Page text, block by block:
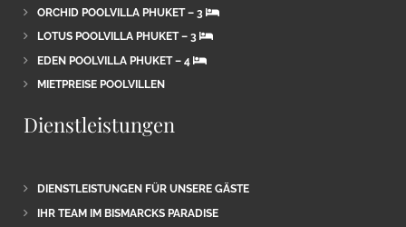
ORCHID POOLVILLA PHUKET – 3
LOTUS POOLVILLA PHUKET – 3
EDEN POOLVILLA PHUKET – 4
MIETPREISE POOLVILLEN
Dienstleistungen
DIENSTLEISTUNGEN FÜR UNSERE GÄSTE
IHR TEAM IM BISMARCKS PARADISE